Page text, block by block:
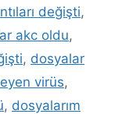
değişti,
akc oldu,
, dosyalar
virüs,
, dosyalarım